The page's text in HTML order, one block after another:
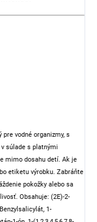
vodné organizmy, s
súlade s platnými
mimo dosahu detí. Ak je
etiketu výrobku. Zabráňte
pokožky alebo sa
Obsahuje: (2E)-2-
1-